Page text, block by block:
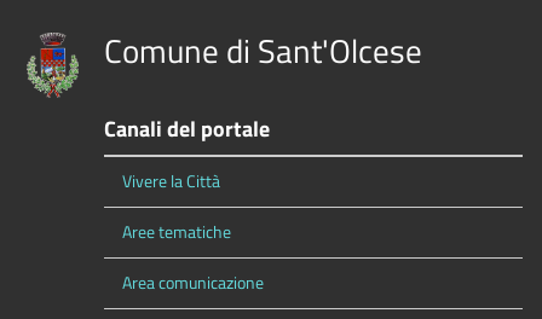
Comune di Sant'Olcese
Canali del portale
Vivere la Città
Aree tematiche
Area comunicazione